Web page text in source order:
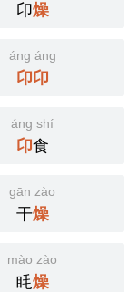
卬燥
áng áng
卬卬
áng shí
卬食
gān zào
干燥
mào zào
眊燥